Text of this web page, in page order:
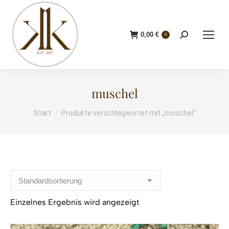
0,00 € 0 Search:
muschel
Sie befinden sich hier:
Start Produkte verschlagwortet mit „muschel“
Einzelnes Ergebnis wird angezeigt